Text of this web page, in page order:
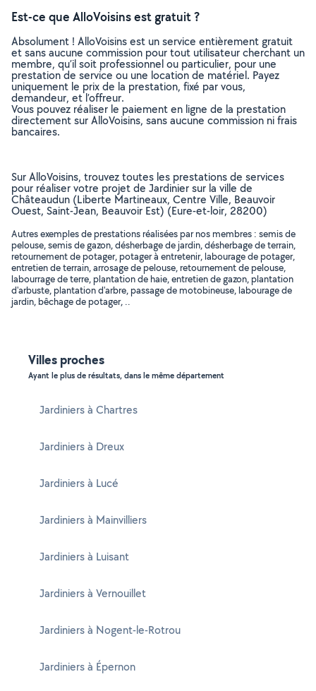
Est-ce que AlloVoisins est gratuit ?
Absolument ! AlloVoisins est un service entièrement gratuit
et sans aucune commission pour tout utilisateur cherchant un
membre, qu’il soit professionnel ou particulier, pour une
prestation de service ou une location de matériel. Payez
uniquement le prix de la prestation, fixé par vous,
demandeur, et l’offreur.
Vous pouvez réaliser le paiement en ligne de la prestation
directement sur AlloVoisins, sans aucune commission ni frais
bancaires.
Sur AlloVoisins, trouvez toutes les prestations de services
pour réaliser votre projet de Jardinier sur la ville de
Châteaudun (Liberte Martineaux, Centre Ville, Beauvoir
Ouest, Saint-Jean, Beauvoir Est) (Eure-et-loir, 28200)
Autres exemples de prestations réalisées par nos membres : semis de
pelouse, semis de gazon, désherbage de jardin, désherbage de terrain,
retournement de potager, potager à entretenir, labourage de potager,
entretien de terrain, arrosage de pelouse, retournement de pelouse,
labourrage de terre, plantation de haie, entretien de gazon, plantation
d'arbuste, plantation d'arbre, passage de motobineuse, labourage de
jardin, bêchage de potager, ..
Villes proches
Ayant le plus de résultats, dans le même département
Jardiniers à Chartres
Jardiniers à Dreux
Jardiniers à Lucé
Jardiniers à Mainvilliers
Jardiniers à Luisant
Jardiniers à Vernouillet
Jardiniers à Nogent-le-Rotrou
Jardiniers à Épernon